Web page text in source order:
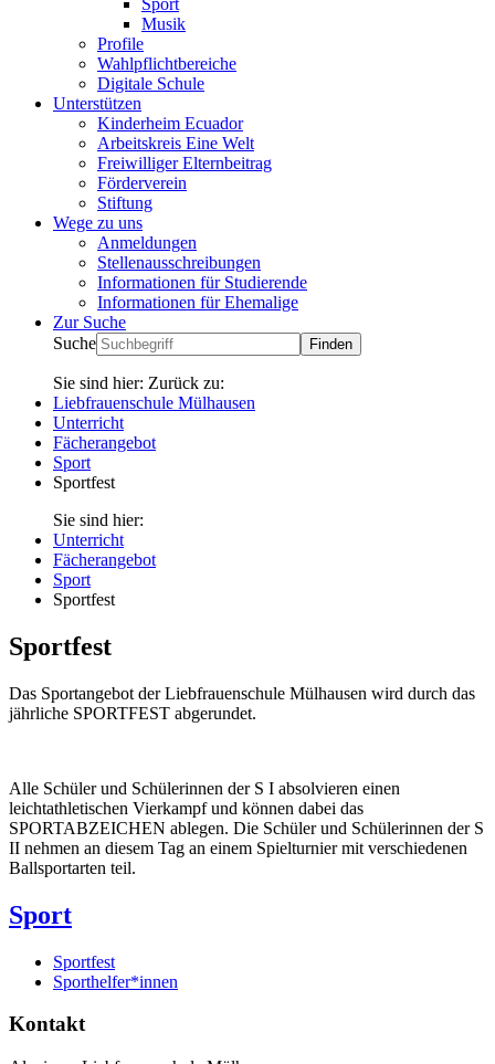
Sport
Musik
Profile
Wahlpflichtbereiche
Digitale Schule
Unterstützen
Kinderheim Ecuador
Arbeitskreis Eine Welt
Freiwilliger Elternbeitrag
Förderverein
Stiftung
Wege zu uns
Anmeldungen
Stellenausschreibungen
Informationen für Studierende
Informationen für Ehemalige
Zur Suche
Suche
Sie sind hier: Zurück zu:
Liebfrauenschule Mülhausen
Unterricht
Fächerangebot
Sport
Sportfest
Sie sind hier:
Unterricht
Fächerangebot
Sport
Sportfest
Sportfest
Das Sportangebot der Liebfrauenschule Mülhausen wird durch das
jährliche SPORTFEST abgerundet.
Alle Schüler und Schülerinnen der S I absolvieren einen
leichtathletischen Vierkampf und können dabei das
SPORTABZEICHEN ablegen. Die Schüler und Schülerinnen der S
II nehmen an diesem Tag an einem Spielturnier mit verschiedenen
Ballsportarten teil.
Sport
Sportfest
Sporthelfer*innen
Kontakt